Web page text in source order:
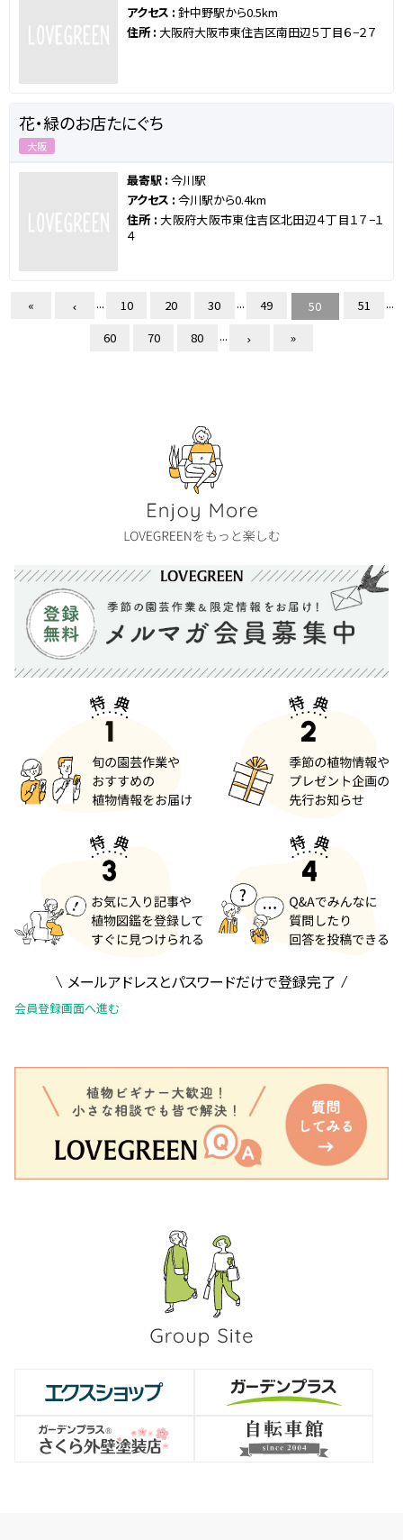
アクセス : 針中野駅から0.5km
住所 : 大阪府大阪市東住吉区南田辺５丁目６−２７
花・緑のお店たにぐち
大阪
最寄駅 : 今川駅
アクセス : 今川駅から0.4km
住所 :大阪府大阪市東住吉区北田辺４丁目１７−１
４
« ... 10 20 30 ... 49 50 51
...
60
70 80 ... »
メールアドレスとパスワードだけで登録完了
会員登録画面へ進む